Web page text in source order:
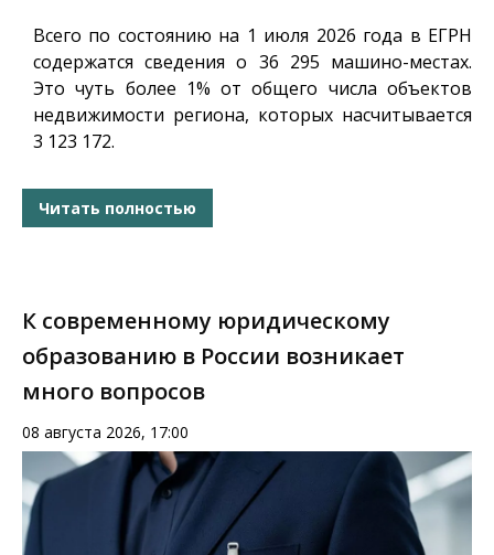
Всего по состоянию на 1 июля 2026 года в ЕГРН
содержатся сведения о 36 295 машино-местах.
Это чуть более 1% от общего числа объектов
недвижимости региона, которых насчитывается
3 123 172.
Читать полностью
К современному юридическому
образованию в России возникает
много вопросов
08 августа 2026, 17:00